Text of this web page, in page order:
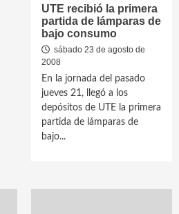
UTE recibió la primera
partida de lámparas de
bajo consumo
sábado 23 de agosto de
2008
En la jornada del pasado
jueves 21, llegó a los
depósitos de UTE la primera
partida de lámparas de
bajo...